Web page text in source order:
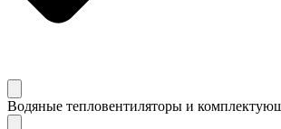
Водяные тепловентиляторы и